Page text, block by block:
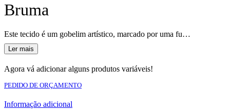
Bruma
Este tecido é um gobelim artístico, marcado por uma fusão de cores intensas e contrastantes – vermelhos, laranjas, azuis e dourados – que se entrelaçam em formas abstratas.
Agora vá adicionar alguns produtos variáveis!
PEDIDO DE ORÇAMENTO
Informação adicional